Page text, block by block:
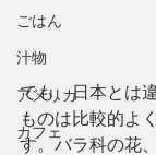
ごはん
汁物
アメリカ
カフェ
でも、日本とは
ものは比較的よ
す。バラ科の花